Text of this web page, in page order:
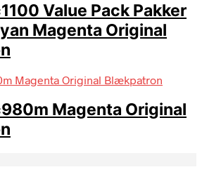
Value Pack Pakker
Magenta Original
Magenta Original